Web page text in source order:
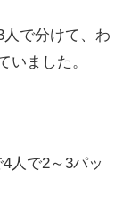
で分けて、わ
いました。
人で2～3パッ